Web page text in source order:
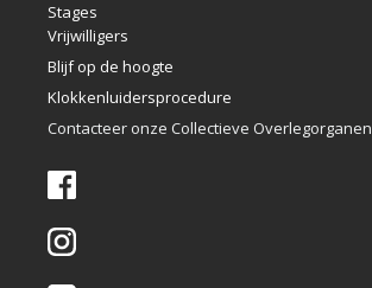
Stages
Vrijwilligers
Blijf op de hoogte
Klokkenluidersprocedure
Contacteer onze Collectieve Overlegorganen